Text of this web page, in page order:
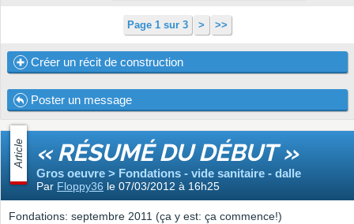
Page 1 sur 3 > >>
Créer un récit de construction
Poster un message
Article « RÉSUMÉ DU DÉBUT »
Gros oeuvre > Fondations - vide sanitaire - dalle
Par Floppy36 le 07/03/2012 à 16h25
Fondations: septembre 2011 (ça y est: ça commence!)